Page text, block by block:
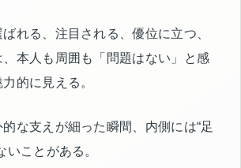
れる、注目される、優位に立つ、
本人も周囲も「問題はない」と感
的に見える。
な支えが細った瞬間、内側には“足
いことがある。